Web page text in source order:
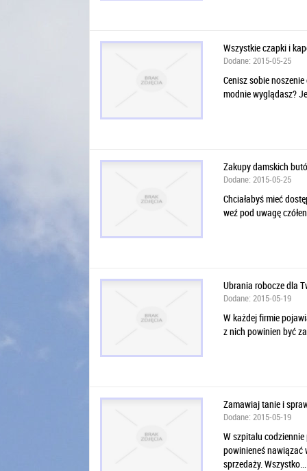
Wszystkie czapki i
Dodane: 2015-05-25
Cenisz sobie
modnie wyglądasz?
Zakupy damskich
Dodane: 2015-05-25
Chciałabyś mieć
weź pod uwagę
Ubrania robocze dla
Dodane: 2015-05-19
W każdej firmie
z nich powinien być
Zamawiaj tanie i
Dodane: 2015-05-19
W szpitalu
powinieneś nawiązać
sprzedaży. Wszystko...